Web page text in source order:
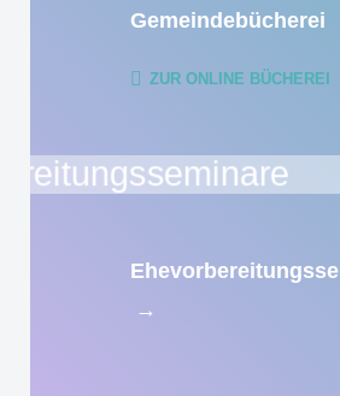
Gemeindebücherei
ZUR ONLINE BÜCHEREI
→